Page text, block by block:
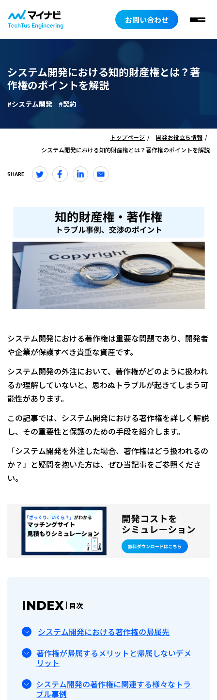
お問い合わせ
システム開発における知的財産権とは？著
作権のポイントを解説
#システム開発 #契約
トップページ
開発お役立ち情報
システム開発における知的財産権とは？著作権のポイントを解説
SHARE
システム開発における著作権は重要な問題であり、開発者
や企業が保護すべき貴重な資産です。
システム開発の外注において、著作権がどのように扱われ
るか理解していないと、思わぬトラブルが起きてしまう可
能性があります。
この記事では、システム開発における著作権を詳しく解説
し、その重要性と保護のための手段を紹介します。
「システム開発を外注した場合、著作権はどう扱われるの
か？」と疑問を抱いた方は、ぜひ当記事をご参照くださ
い。
INDEX 目次
システム開発における著作権の帰属先
著作権が帰属するメリットと帰属しないデメ
リット
システム開発の著作権に関連する様々なトラ
ブル事例